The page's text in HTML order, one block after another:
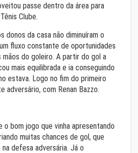
passe dentro da área para
Clube.
donos da casa não diminuíram o
fluxo constante de oportunidades
mãos do goleiro. A partir do gol a
mais equilibrada e ia conseguindo
estava. Logo no fim do primeiro
adversário, com Renan Bazzo.
o bom jogo que vinha apresentando
muitas chances de gol, que
defesa adversária. Já o